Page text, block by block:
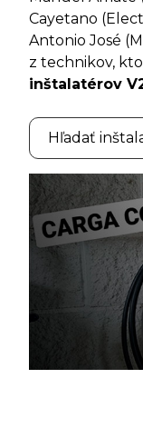
Cayetano
Antonio José
z technikov,
inštalatérov
Hľadať